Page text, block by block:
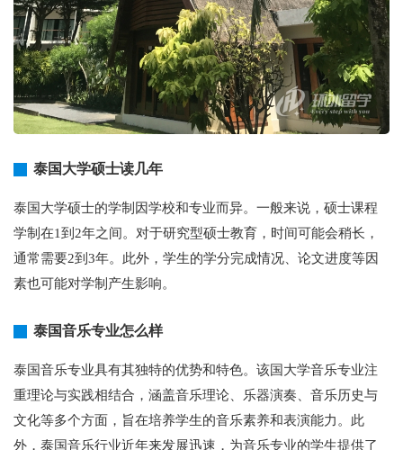
泰国大学硕士读几年
泰国大学硕士的学制因学校和专业而异。一般来说，硕士课程
学制在1到2年之间。对于研究型硕士教育，时间可能会稍长，
通常需要2到3年。此外，学生的学分完成情况、论文进度等因
素也可能对学制产生影响。
泰国音乐专业怎么样
泰国音乐专业具有其独特的优势和特色。该国大学音乐专业注
重理论与实践相结合，涵盖音乐理论、乐器演奏、音乐历史与
文化等多个方面，旨在培养学生的音乐素养和表演能力。此
外，泰国音乐行业近年来发展迅速，为音乐专业的学生提供了